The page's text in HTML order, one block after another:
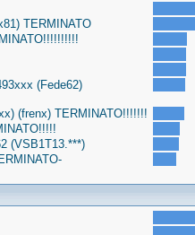
TERMINATO
(Fede62)
(frenx) TERMINATO!!!!!!!
(VSB1T13.***)